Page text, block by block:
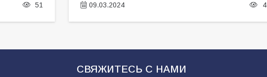
51 09.03.2024
СВЯЖИТЕСЬ С НАМИ